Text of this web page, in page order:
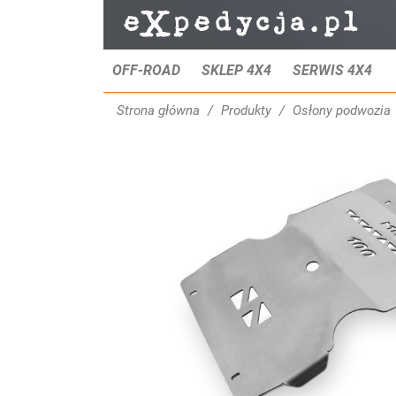
OFF-ROAD SKLEP 4X4 SERWIS 4X4
Strona główna Produkty Osłony podwozia